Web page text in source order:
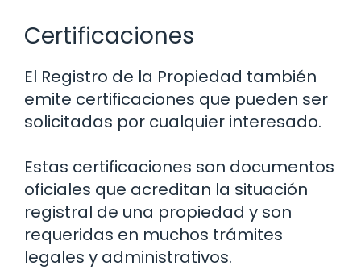
Certificaciones
El Registro de la Propiedad también
emite certificaciones que pueden ser
solicitadas por cualquier interesado.
Estas certificaciones son documentos
oficiales que acreditan la situación
registral de una propiedad y son
requeridas en muchos trámites
legales y administrativos.